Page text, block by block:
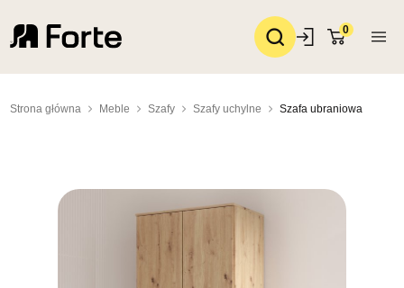
0
Strona główna Meble Szafy Szafy uchylne Szafa ubraniowa